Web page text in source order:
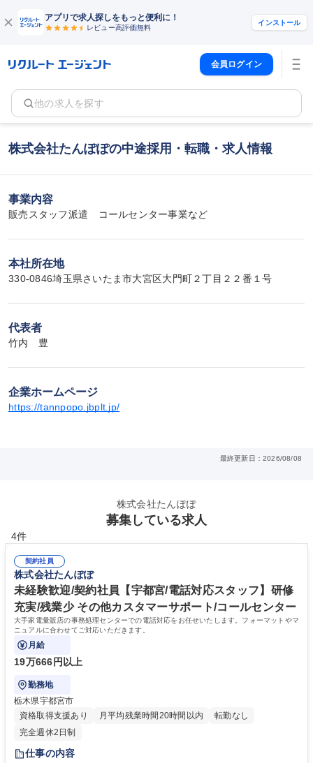
アプリで求人探しをもっと便利に！
レビュー高評価無料
インストール
会員ログイン
他の求人を探す
株式会社たんぽぽの中途採用・転職・求人情報
事業内容
販売スタッフ派遣　コールセンター事業など
本社所在地
330-0846埼玉県さいたま市大宮区大門町２丁目２２番１号
代表者
竹内　豊
企業ホームページ
https://tannpopo.jbplt.jp/
最終更新日：2026/08/08
株式会社たんぽぽ
募集している求人
4件
契約社員
株式会社たんぽぽ
未経験歓迎/契約社員【宇都宮/電話対応スタッフ】研修
充実/残業少 その他カスタマーサポート/コールセンター
大手家電量販店の事務処理センターでの電話対応をお任せいたします。フォーマットやマ
ニュアルに合わせてご対応いただきます。
月給
19万666円以上
勤務地
栃木県宇都宮市
資格取得支援あり
月平均残業時間20時間以内
転勤なし
完全週休2日制
仕事の内容